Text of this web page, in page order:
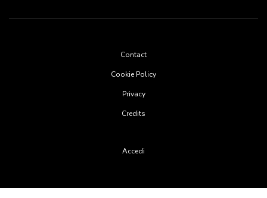
Contact
Cookie Policy
Privacy
Credits
Accedi